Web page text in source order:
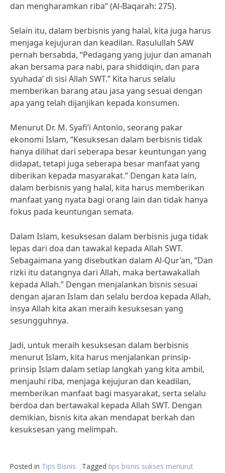
dan mengharamkan riba” (Al-Baqarah: 275).
Selain itu, dalam berbisnis yang halal, kita juga harus
menjaga kejujuran dan keadilan. Rasulullah SAW
pernah bersabda, “Pedagang yang jujur dan amanah
akan bersama para nabi, para shiddiqin, dan para
syuhada’ di sisi Allah SWT.” Kita harus selalu
memberikan barang atau jasa yang sesuai dengan
apa yang telah dijanjikan kepada konsumen.
Menurut Dr. M. Syafi’i Antonio, seorang pakar
ekonomi Islam, “Kesuksesan dalam berbisnis tidak
hanya dilihat dari seberapa besar keuntungan yang
didapat, tetapi juga seberapa besar manfaat yang
diberikan kepada masyarakat.” Dengan kata lain,
dalam berbisnis yang halal, kita harus memberikan
manfaat yang nyata bagi orang lain dan tidak hanya
fokus pada keuntungan semata.
Dalam Islam, kesuksesan dalam berbisnis juga tidak
lepas dari doa dan tawakal kepada Allah SWT.
Sebagaimana yang disebutkan dalam Al-Qur’an, “Dan
rizki itu datangnya dari Allah, maka bertawakallah
kepada Allah.” Dengan menjalankan bisnis sesuai
dengan ajaran Islam dan selalu berdoa kepada Allah,
insya Allah kita akan meraih kesuksesan yang
sesungguhnya.
Jadi, untuk meraih kesuksesan dalam berbisnis
menurut Islam, kita harus menjalankan prinsip-
prinsip Islam dalam setiap langkah yang kita ambil,
menjauhi riba, menjaga kejujuran dan keadilan,
memberikan manfaat bagi masyarakat, serta selalu
berdoa dan bertawakal kepada Allah SWT. Dengan
demikian, bisnis kita akan mendapat berkah dan
kesuksesan yang melimpah.
Posted in Tips Bisnis Tagged tips bisnis sukses menurut